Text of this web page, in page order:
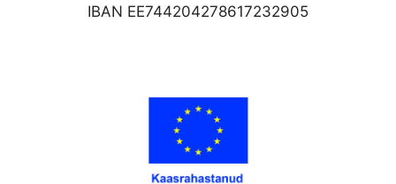
IBAN EE744204278617232905